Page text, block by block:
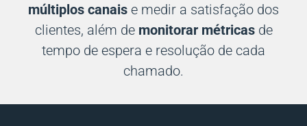
múltiplos canais e medir a satisfação dos
clientes, além de monitorar métricasde
tempo de espera e resolução de cada
chamado.